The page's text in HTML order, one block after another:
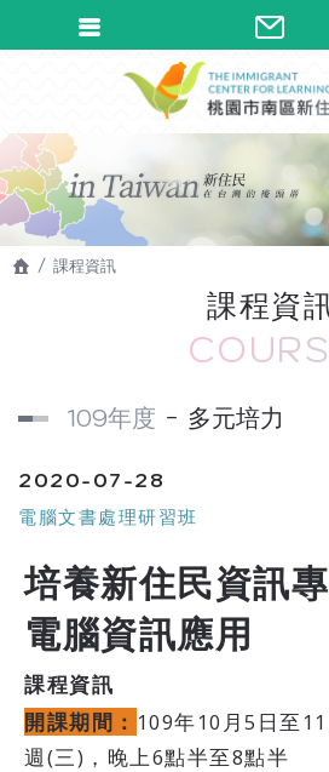
課程資訊
課程資
109年度 多元培力
2020-07-28
電腦文書處理研習班
培養新住民資訊
電腦資訊應用
課程資訊
開課期間： 109年10月5日至
週(三)，晚上6點半至8點半